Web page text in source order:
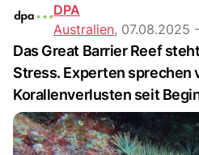
DPA
Australien, 07.08.2025
Das Great Barrier Reef
Stress. Experten sprechen
Korallenverlusten seit